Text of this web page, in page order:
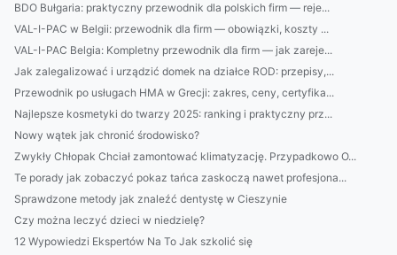
BDO Bułgaria: praktyczny przewodnik dla polskich firm — reje...
VAL-I-PAC w Belgii: przewodnik dla firm — obowiązki, koszty ...
VAL-I-PAC Belgia: Kompletny przewodnik dla firm — jak zareje...
Jak zalegalizować i urządzić domek na działce ROD: przepisy,...
Przewodnik po usługach HMA w Grecji: zakres, ceny, certyfika...
Najlepsze kosmetyki do twarzy 2025: ranking i praktyczny prz...
Nowy wątek jak chronić środowisko?
Zwykły Chłopak Chciał zamontować klimatyzację. Przypadkowo O...
Te porady jak zobaczyć pokaz tańca zaskoczą nawet profesjona...
Sprawdzone metody jak znaleźć dentystę w Cieszynie
Czy można leczyć dzieci w niedzielę?
12 Wypowiedzi Ekspertów Na To Jak szkolić się